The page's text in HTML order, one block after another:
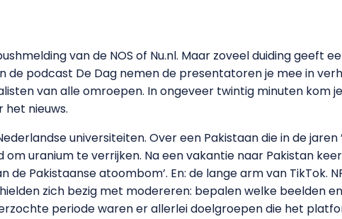
van de NOS of Nu.nl. Maar zoveel duiding geeft
de podcast De Dag nemen de presentatoren je mee in
van alle omroepen. In ongeveer twintig minuten kom
nieuws.
universiteiten. Over een Pakistaan die in de jaren
uranium te verrijken. Na een vakantie naar Pakistan
de Pakistaanse atoombom’. En: de lange arm van TikTok.
zich bezig met modereren: bepalen welke beelden
periode waren er allerlei doelgroepen die het